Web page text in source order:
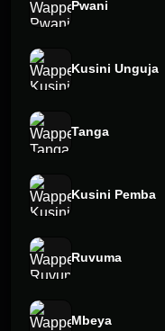
Pwani
Kusini Unguja
Tanga
Kusini Pemba
Ruvuma
Mbeya